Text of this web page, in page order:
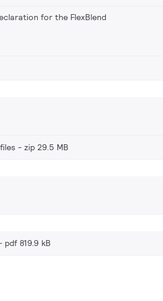
for the FlexBlend
zip 29.5 MB
pdf 819.9 kB